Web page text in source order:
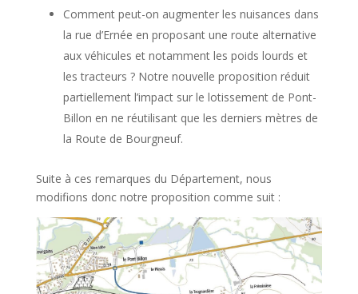
Comment peut-on augmenter les nuisances dans
la rue d’Ernée en proposant une route alternative
aux véhicules et notamment les poids lourds et
les tracteurs ? Notre nouvelle proposition réduit
partiellement l’impact sur le lotissement de Pont-
Billon en ne réutilisant que les derniers mètres de
la Route de Bourgneuf.
Suite à ces remarques du Département, nous
modifions donc notre proposition comme suit :